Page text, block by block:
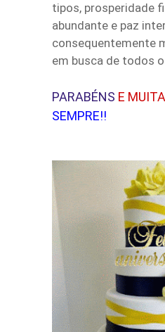
tipos, prosperidade
abundante e paz
consequentemente
em busca de todos
PARABÉNS E
SEMPRE!!